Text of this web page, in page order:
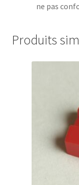
ne pas
Produits